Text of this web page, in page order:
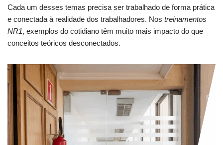
Cada um desses temas precisa ser trabalhado de forma prática
e conectada à realidade dos trabalhadores. Nos treinamentos
NR1, exemplos do cotidiano têm muito mais impacto do que
conceitos teóricos desconectados.